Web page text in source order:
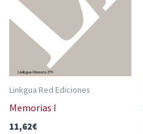
Linkgua Red Ediciones
Memorias I
11,62€